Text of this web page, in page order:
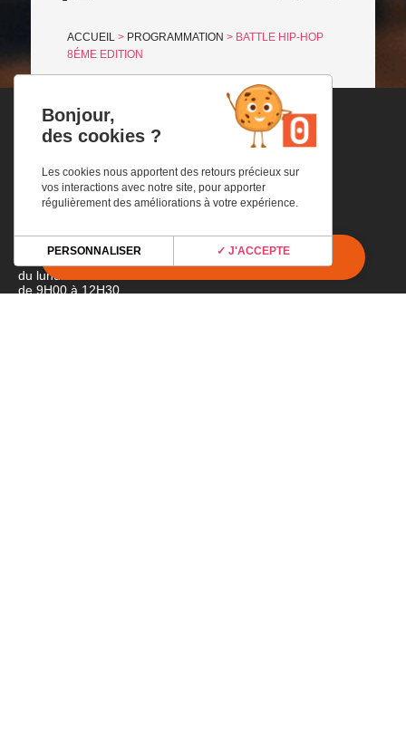
ACCUEIL> PROGRAMMATION > BATTLE HIP-HOP
8ÉME EDITION
Espace Culturel ANGONIA
4 Place Général Charles de Gaulle
Horaires
du lundi au vendredi
de 9H00 à 12H30
Bonjour,
des cookies ?
Les cookies nous apportent des retours précieux sur
vos interactions avec notre site, pour apporter
régulièrement des améliorations à votre expérience.
✓ J'ACCEPTE
PERSONNALISER